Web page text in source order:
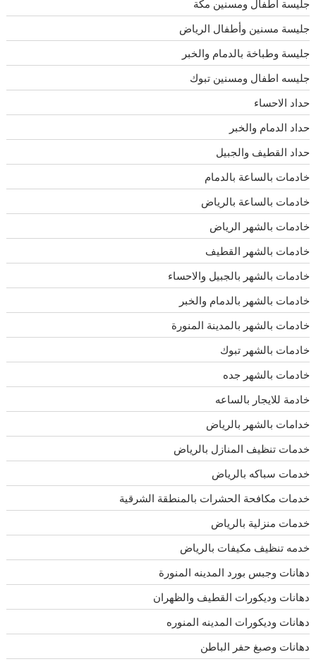
جليسة اطفال ومسنين مكة
جليسة مسنين وأطفال الرياض
جليسة وطباخة بالدمام والخبر
جليسه اطفال ومسنين تبوك
حداد الاحساء
حداد الدمام والخبر
حداد القطيف والجبيل
خادمات بالساعة بالدمام
خادمات بالساعة بالرياض
خادمات بالشهر الرياض
خادمات بالشهر القطيف
خادمات بالشهر بالجبيل والاحساء
خادمات بالشهر بالدمام والخبر
خادمات بالشهر بالمدينة المنورة
خادمات بالشهر تبوك
خادمات بالشهر جده
خادمة للايجار بالساعه
خدامات بالشهر بالرياض
خدمات تنظيف المنازل بالرياض
خدمات سباكه بالرياض
خدمات مكافحة الحشرات بالمنطقة الشرقية
خدمات منزلية بالرياض
خدمه تنظيف مكيفات بالرياض
دهانات وجبس بورد المدينه المنورة
دهانات وديكورات القطيف والظهران
دهانات وديكورات المدينه المنوره
دهانات وصبغ حفر الباطن